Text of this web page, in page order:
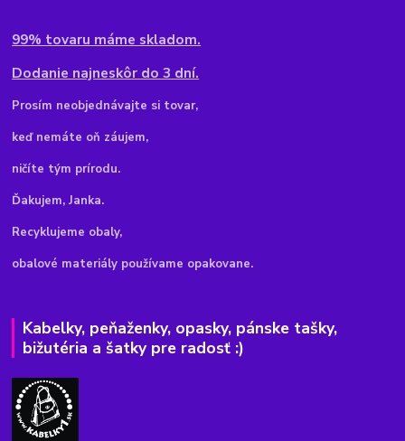
99% tovaru máme skladom.
Dodanie najneskôr do 3 dní.
Prosím neobjednávajte si tovar,
keď nemáte oň záujem,
ničíte tým prírodu.
Ďakujem, Janka.
Recyklujeme obaly,
obalové materiály používame opakovane.
Kabelky, peňaženky, opasky, pánske tašky,
bižutéria a šatky pre radosť :)